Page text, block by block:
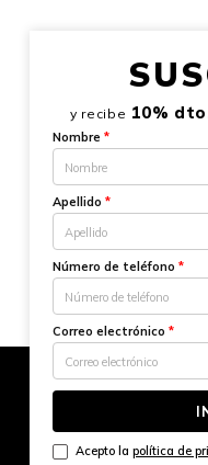
y recibe 10%
Nombre *
Apellido *
Número de teléfono *
Correo electrónico *
Acepto la política de